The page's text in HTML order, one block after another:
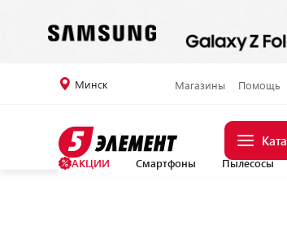
Минск Магазины Помощь
АКЦИИ Смартфоны Пылесосы